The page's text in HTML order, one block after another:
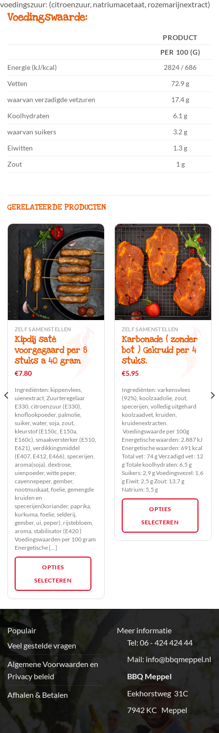
voedingszuur: (citroenzuur, natriumacetaat, rozemarijnextract)
Voedingswaarde:
PRODUCT
PER 100 (G)
Energie (kJ/kcal)
2824 / 686
Vetten
72.9 g
waarvan verzadigde vetzuren
17.4 g
Koolhydraten
6.1 g
waarvan suikers
3.2 g
Eiwitten
1.3 g
Zout
1 g
GERELATEERDE PRODUCTEN
ZELF SAMENSTELLEN
Kipdij saté
voorgegaard per 8
stuks a 40 gram
€7.80
Ingrediënten: kippenvlees,
uienextract, Zuurteregelaar
E330, citroenzuur (E330),
knoflookpoeder, palmolie,
suiker, water, soja, zout,
kleurstof (E150c, E150a,
E160c), smaakversterker (E510,
E621), verdikkingsmiddel
(E407, E412, E466), specerijen,
aroma(soja), dextrose,
uienpoeder, witte peper,
cayennepeper, gember,
nootmuskaat, foelie, gemengde
kruiden en
specerijen(koriander, paprika,
kurkuma, foelie, selderij,
gember, ui, peper), rijstebloem,
aroma, stabilisator (E420 )
Voedingswaarden per 100 gram
Energetische [...]
OPTIES
SELECTEREN
Dit
product
heeft
meerdere
variaties.
optie
kan
gekozen
worden
op
de
productpagina
ZELF SAMENSTELLEN
Karbonade ( zonder
bot ) Gekruid per 4
stuks.
€5.95
Ingrediënten: varkensvlees
(92%), koolzaadolie, zout,
specerijen, volledig uitgehard
koolzaadvet, kruiden,
kruidenextracten.
Voedingswaarde per 100g
Energetische waarden: 2.887 kJ
Energetische waarden: 691 kcal
Total vet : 74 g Verzadigd vet : 12
g Totale koolhydraten: 6,5 g
Suikers: 2,9 g Voedingsvezel: 1,6
g Eiwit: 2,5 g Zout: 13,7 g
Natrium: 5,5 g
OPTIES
SELECTEREN
Dit
product
heeft
meerdere
variaties.
optie
kan
gekozen
worden
op
de
productpagina
Populair
Veel gestelde vragen
Algemene Voorwaarden en
Privacy beleid
Afhalen & Betalen
Meer informatie
Tel: 06 - 424 424 44
Mail: info@bbqmeppel.nl
BBQ Meppel
Eekhorstweg 31C
7942 KC Meppel